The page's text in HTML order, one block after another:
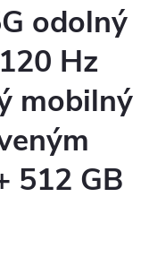
odolný
Hz
mobilný
512 GB